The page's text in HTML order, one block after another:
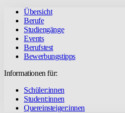
Übersicht
Berufe
Studiengänge
Events
Berufstest
Bewerbungstipps
Informationen für:
Schüler:innen
Student:innen
Quereinsteiger:innen